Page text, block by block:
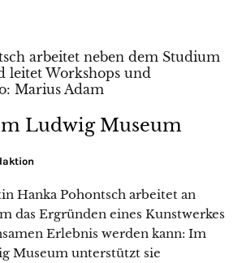
Ludwig Museum
Hanka Pohontsch arbeitet an
das Ergründen eines Kunstwerkes
Erlebnis werden kann: Im
Museum unterstützt sie